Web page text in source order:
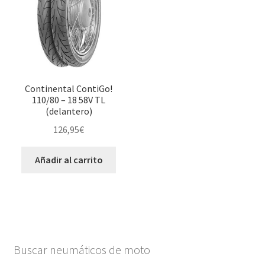
Continental ContiGo!
110/80 – 18 58V TL
(delantero)
126,95€
Añadir al carrito
Buscar neumáticos de moto